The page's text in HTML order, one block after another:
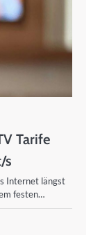
Tarife
s
Internet längst
festen…